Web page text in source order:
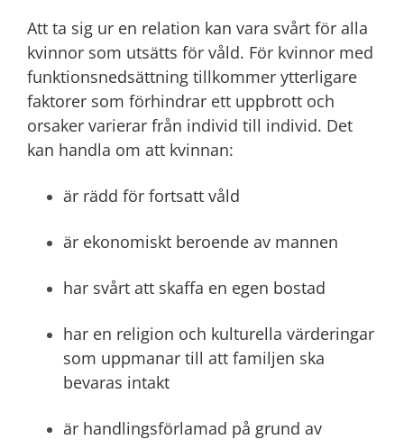
Att ta sig ur en relation kan vara svårt för alla
kvinnor som utsätts för våld. För kvinnor med
funktionsnedsättning tillkommer ytterligare
faktorer som förhindrar ett uppbrott och
orsaker varierar från individ till individ. Det
kan handla om att kvinnan:
är rädd för fortsatt våld
är ekonomiskt beroende av mannen
har svårt att skaffa en egen bostad
har en religion och kulturella värderingar
som uppmanar till att familjen ska
bevaras intakt
är handlingsförlamad på grund av